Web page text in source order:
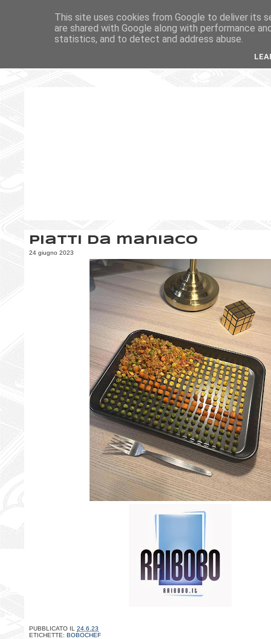
Piatti da maniaco
24 giugno 2023
PUBBLICATO IL 24.6.23
ETICHETTE: BOBOCHEF
This site uses cookies from Google to deliver its
are shared with Google along with performance
statistics, and to detect and address abuse.